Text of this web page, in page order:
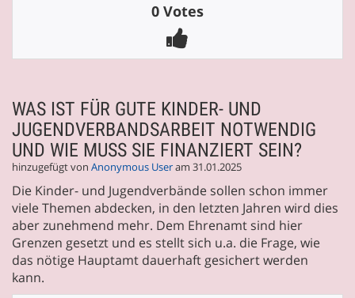
0 Votes
WAS IST FÜR GUTE KINDER- UND
JUGENDVERBANDSARBEIT NOTWENDIG
UND WIE MUSS SIE FINANZIERT SEIN?
hinzugefügt von Anonymous Useram 31.01.2025
Die Kinder- und Jugendverbände sollen schon immer
viele Themen abdecken, in den letzten Jahren wird dies
aber zunehmend mehr. Dem Ehrenamt sind hier
Grenzen gesetzt und es stellt sich u.a. die Frage, wie
das nötige Hauptamt dauerhaft gesichert werden
kann.